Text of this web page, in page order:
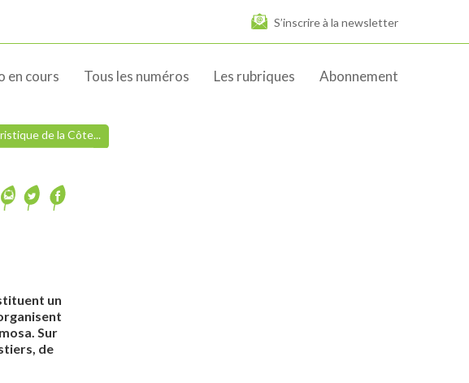
S’inscrire à la newsletter
en cours Tous les numéros Les rubriques Abonnement
de la Côte...
un
Sur
de